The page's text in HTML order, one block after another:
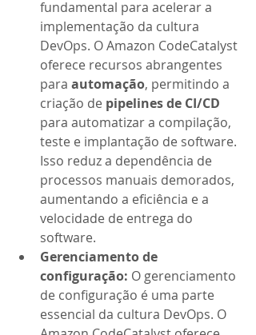
fundamental para acelerar a
implementação da cultura
DevOps. O Amazon CodeCatalyst
oferece recursos abrangentes
para automação, permitindo a
criação de pipelines de CI/CD
para automatizar a compilação,
teste e implantação de software.
Isso reduz a dependência de
processos manuais demorados,
aumentando a eficiência e a
velocidade de entrega do
software.
Gerenciamento de
configuração: O gerenciamento
de configuração é uma parte
essencial da cultura DevOps. O